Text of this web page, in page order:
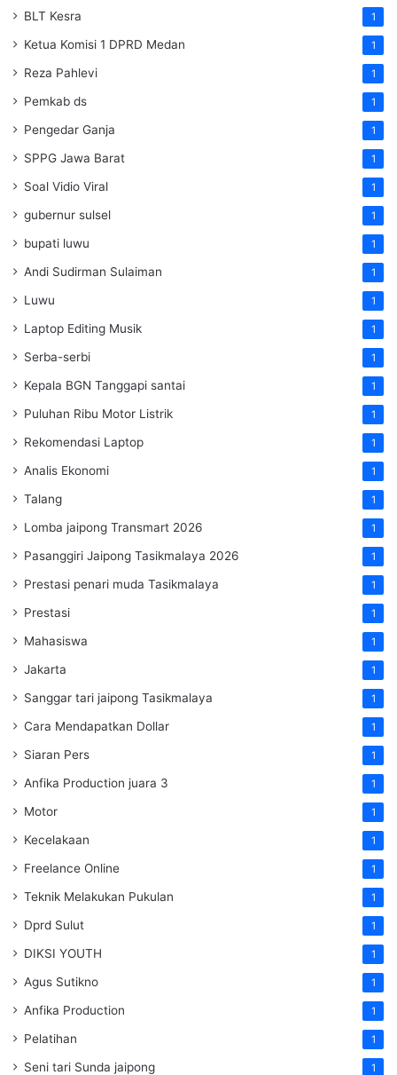
BLT Kesra 1
Ketua Komisi 1 DPRD Medan 1
Reza Pahlevi 1
Pemkab ds 1
Pengedar Ganja 1
SPPG Jawa Barat 1
Soal Vidio Viral 1
gubernur sulsel 1
bupati luwu 1
Andi Sudirman Sulaiman 1
Luwu 1
Laptop Editing Musik 1
Serba-serbi 1
Kepala BGN Tanggapi santai 1
Puluhan Ribu Motor Listrik 1
Rekomendasi Laptop 1
Analis Ekonomi 1
Talang 1
Lomba jaipong Transmart 2026 1
Pasanggiri Jaipong Tasikmalaya 2026 1
Prestasi penari muda Tasikmalaya 1
Prestasi 1
Mahasiswa 1
Jakarta 1
Sanggar tari jaipong Tasikmalaya 1
Cara Mendapatkan Dollar 1
Siaran Pers 1
Anfika Production juara 3 1
Motor 1
Kecelakaan 1
Freelance Online 1
Teknik Melakukan Pukulan 1
Dprd Sulut 1
DIKSI YOUTH 1
Agus Sutikno 1
Anfika Production 1
Pelatihan 1
Seni tari Sunda jaipong 1